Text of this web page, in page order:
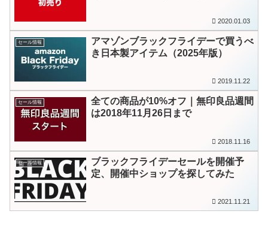
2020.01.03
セール情報
アマゾンブラックフライデーで買うべ
き日本製アイテム（2025年版）
2019.11.22
セール情報
全ての商品が10%オフ｜無印良品週間
は2018年11月26日まで
2018.11.16
セール情報
ブラックフライデーセールを開催予
定、開催中ショップを探してみた
2021.11.21